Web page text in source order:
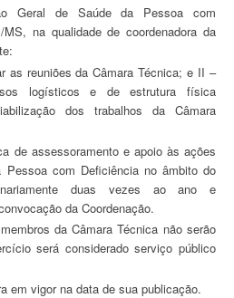
MS, na qualidade de coordenadora da
logísticos e de estrutura física
dos trabalhos da Câmara
Pessoa com Deficiência no âmbito do
duas vezes ao ano e
da Coordenação.
será considerado serviço público
em vigor na data de sua publicação.